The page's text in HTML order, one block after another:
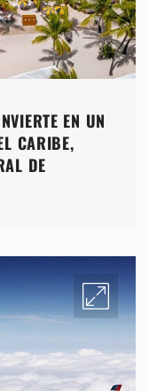
EN UN
CARIBE,
DE